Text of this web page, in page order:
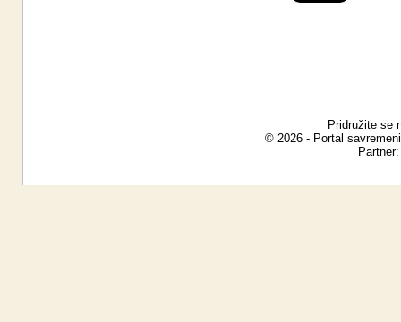
Pridružite se
© 2026 - Portal